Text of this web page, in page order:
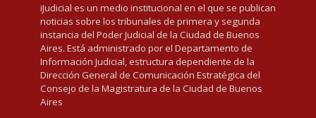
iJudicial es un medio institucional en el que se publican
noticias sobre los tribunales de primera y segunda
instancia del Poder Judicial de la Ciudad de Buenos
Aires. Está administrado por el Departamento de
Información Judicial, estructura dependiente de la
Dirección General de Comunicación Estratégica del
Consejo de la Magistratura de la Ciudad de Buenos
Aires